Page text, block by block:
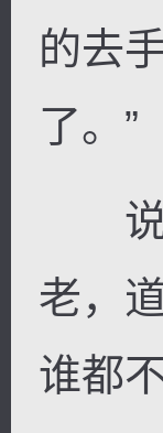
的去
了。”
说
老，
谁都